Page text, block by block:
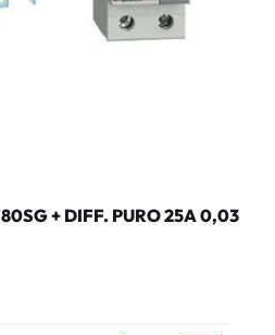
+ DIFF. PURO 25A 0,03